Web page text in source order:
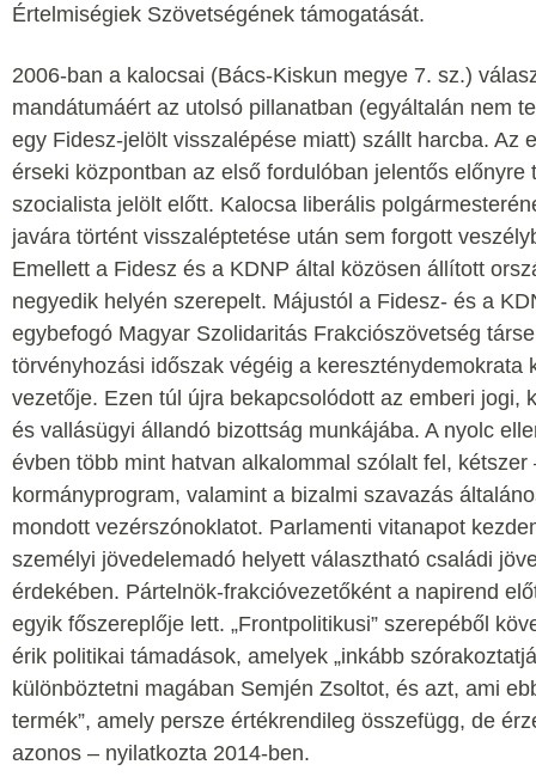
Értelmiségiek Szövetségének támogatását.
2006-ban a kalocsai (Bács-Kiskun megye 7. sz.)
mandátumáért az utolsó pillanatban (egyáltalán nem
egy Fidesz-jelölt visszalépése miatt) szállt harcba. Az
érseki központban az első fordulóban jelentős előnyre
szocialista jelölt előtt. Kalocsa liberális
javára történt visszaléptetése után sem forgott
Emellett a Fidesz és a KDNP által közösen állított
negyedik helyén szerepelt. Májustól a Fidesz- és a
egybefogó Magyar Szolidaritás Frakciószövetség
törvényhozási időszak végéig a kereszténydemokrata
vezetője. Ezen túl újra bekapcsolódott az emberi jogi,
és vallásügyi állandó bizottság munkájába. A nyolc
évben több mint hatvan alkalommal szólalt fel, kétszer
kormányprogram, valamint a bizalmi szavazás
mondott vezérszónoklatot. Parlamenti vitanapot
személyi jövedelemadó helyett választható családi
érdekében. Pártelnök-frakcióvezetőként a napirend
egyik főszereplője lett. „Frontpolitikusi” szerepéből
érik politikai támadások, amelyek „inkább
különböztetni magában Semjén Zsoltot, és azt, ami
termék”, amely persze értékrendileg összefügg, de
azonos – nyilatkozta 2014-ben.